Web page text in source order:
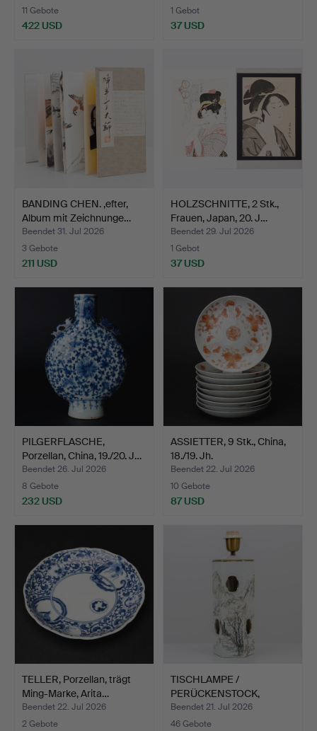
11 Gebote
422 USD
1 Gebot
37 USD
BANDING CHEN. ,efter,
Album mit Zeichnunge…
Beendet 31. Jul 2026
3 Gebote
211 USD
HOLZSCHNITTE, 2 Stk.,
Frauen, Japan, 20. J…
Beendet 29. Jul 2026
1 Gebot
37 USD
PILGERFLASCHE,
Porzellan, China, 19./20. J…
Beendet 26. Jul 2026
8 Gebote
232 USD
ASSIETTER, 9 Stk., China,
18./19. Jh.
Beendet 22. Jul 2026
10 Gebote
87 USD
TELLER, Porzellan, trägt
Ming-Marke, Arita…
Beendet 22. Jul 2026
2 Gebote
TISCHLAMPE /
PERÜCKENSTOCK,
Porzellan, Chi…
Beendet 21. Jul 2026
46 Gebote